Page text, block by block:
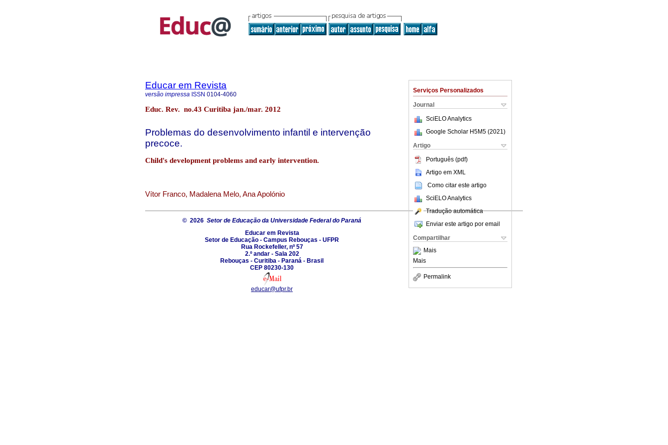
Serviços Personalizados
Journal
SciELO Analytics
Google Scholar H5M5 (2021 )
Artigo
Português (pdf)
Artigo em XML
Como citar este artigo
SciELO Analytics
Tradução automática
Enviar este artigo por email
Compartilhar
Mais
Mais
Permalink
Educar em Revista
versão impressa ISSN 0104-4060
Educ. Rev. no.43 Curitiba jan./mar. 2012
Problemas do desenvolvimento infantil e intervenção
precoce.
Child's development problems and early intervention.
Vítor Franco, Madalena Melo, Ana Apolónio
© 2026 Setor de Educação da Universidade Federal do Paraná
Educar em Revista
Setor de Educação - Campus Rebouças - UFPR
Rua Rockefeller, nº 57
2.º andar - Sala 202
Rebouças - Curitiba - Paraná - Brasil
CEP 80230-130
educar@ufpr.br